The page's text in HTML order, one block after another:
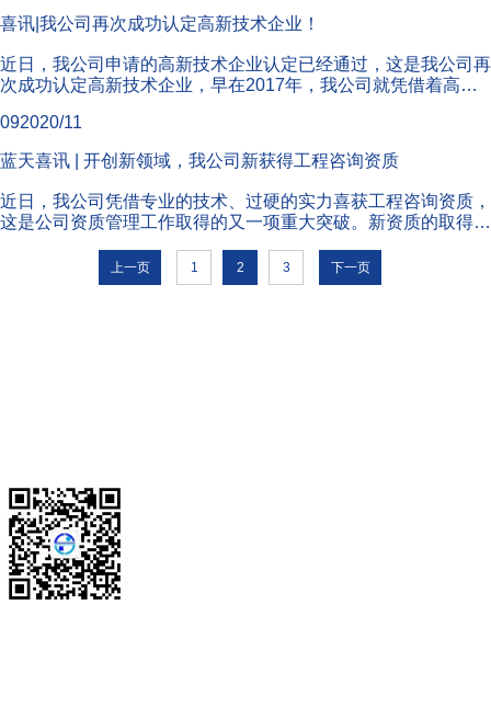
喜讯|我公司再次成功认定高新技术企业！
近日，我公司申请的高新技术企业认定已经通过，这是我公司再
次成功认定高新技术企业，早在2017年，我公司就凭借着高超
高新技术企业的成功认定意味着我...
092020/11
蓝天喜讯 | 开创新领域，我公司新获得工程咨询资质
近日，我公司凭借专业的技术、过硬的实力喜获工程咨询资质，
这是公司资质管理工作取得的又一项重大突破。新资质的取得，
咨询业务夯实基础。工程咨询是...
上一页 1 2 3 下一页